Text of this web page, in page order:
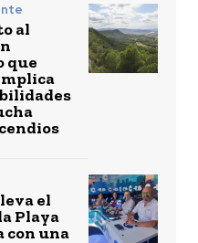
al
que
el
Playa
con una